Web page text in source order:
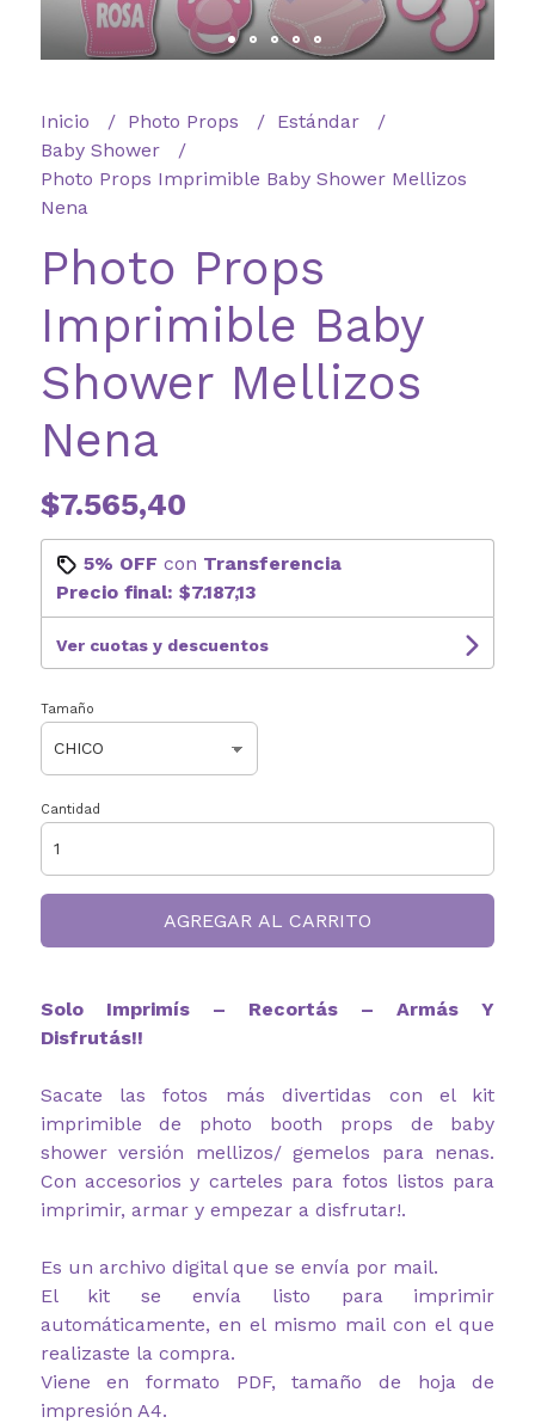
Inicio Photo Props
Estándar
Baby Shower
Photo Props Imprimible Baby Shower Mellizos
Nena
Photo Props
Imprimible Baby
Shower Mellizos
Nena
$7.565,40
5% OFF con Transferencia
Precio final: $7.187,13
Ver cuotas y descuentos
Tamaño
Cantidad
AGREGAR AL CARRITO
Solo Imprimís – Recortás – Armás Y
Disfrutás!!
Sacate las fotos más divertidas con el kit
imprimible de photo booth props de baby
shower versión mellizos/ gemelos para nenas.
Con accesorios y carteles para fotos listos para
imprimir, armar y empezar a disfrutar!.
Es un archivo digital que se envía por mail.
El kit se envía listo para imprimir
automáticamente, en el mismo mail con el que
realizaste la compra.
Viene en formato PDF, tamaño de hoja de
impresión A4.